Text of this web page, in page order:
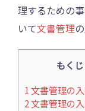
理するための
いて文書管理
もくじ
1文書管理の
2文書管理の